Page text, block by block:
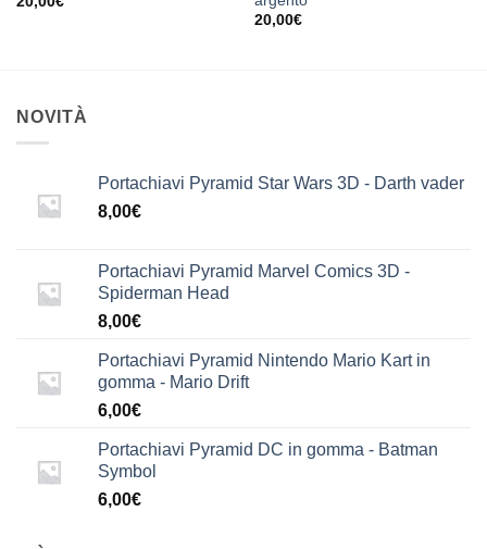
20,00€
NOVITÀ
Portachiavi Pyramid Star Wars 3D - Darth vader
8,00€
Portachiavi Pyramid Marvel Comics 3D -
Spiderman Head
8,00€
Portachiavi Pyramid Nintendo Mario Kart in
gomma - Mario Drift
6,00€
Portachiavi Pyramid DC in gomma - Batman
Symbol
6,00€